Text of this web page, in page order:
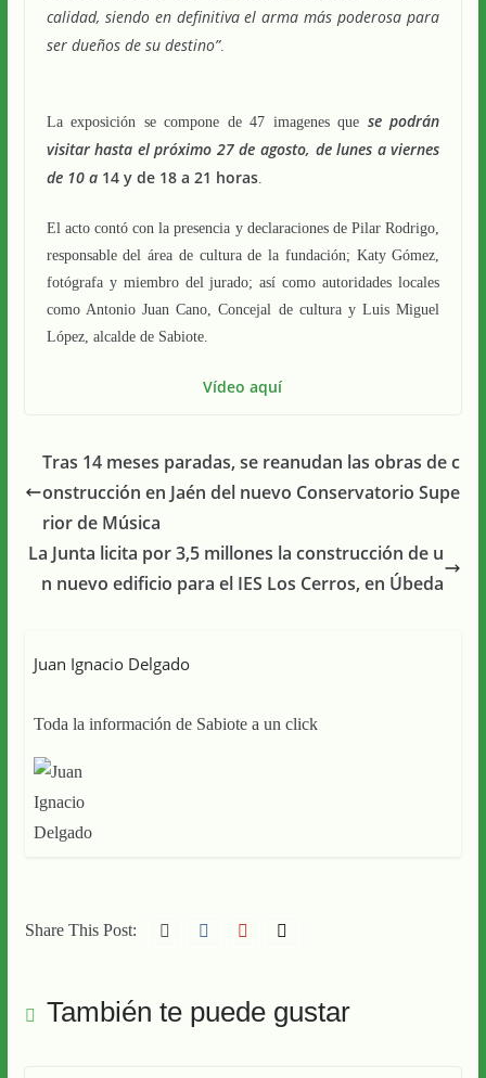
calidad, siendo en definitiva el arma más poderosa para
ser dueños de su destino”.
La exposición se compone de 47 imagenes que se podrán
visitar hasta el próximo 27 de agosto, de lunes a viernes
de 10 a14 y de 18 a 21 horas.
El acto contó con la presencia y declaraciones de Pilar Rodrigo,
responsable del área de cultura de la fundación; Katy Gómez,
fotógrafa y miembro del jurado; así como autoridades locales
como Antonio Juan Cano, Concejal de cultura y Luis Miguel
López, alcalde de Sabiote.
Vídeo aquí
Tras 14 meses paradas, se reanudan las obras de c
onstrucción en Jaén del nuevo Conservatorio Supe
rior de Música
La Junta licita por 3,5 millones la construcción de u
n nuevo edificio para el IES Los Cerros, en Úbeda
Juan Ignacio Delgado
Toda la información de Sabiote a un click
Share This Post:
También te puede gustar